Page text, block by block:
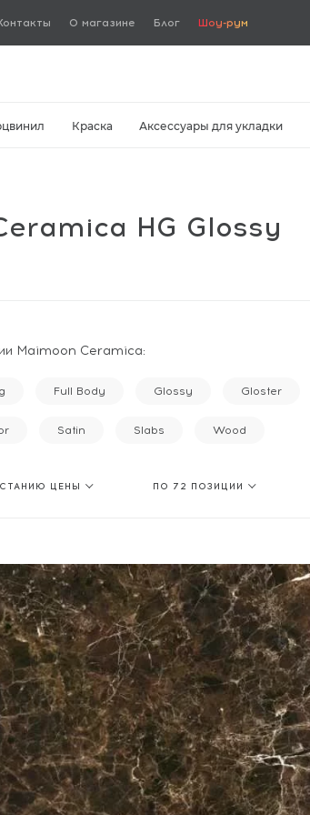
О магазине Блог Шоу-рум
Краска Аксессуары для укладки
HG Glossy
Maimoon Ceramica:
Full Body Glossy Gloster
Satin Slabs Wood
ЦЕНЫ ПО 72 ПОЗИЦИИ